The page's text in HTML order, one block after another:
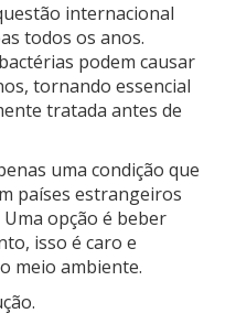
internacional
todos os anos.
podem causar
tornando essencial
tratada antes de
uma condição que
países estrangeiros
opção é beber
isso é caro e
meio ambiente.